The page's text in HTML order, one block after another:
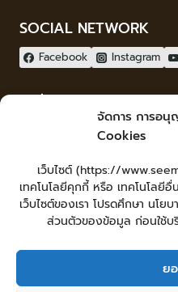
จัดการ การอนุ
Cookies
เว็บไซต์ (https://
เทคโนโลยีคุกกี้ หรือ เทคโนโล
เว็บไซต์ของเรา โปรดศึกษา นโย
ส่วนตัวของข้อมูล ก่อนใช้บ
ย
SOCIAL NETWORK
Facebook Instagram
LopburiWebdesign.com
Login
เข้าสู่ระบบ
หน้าหลัก ยื่นคำร้องทั่วไป ร้อ